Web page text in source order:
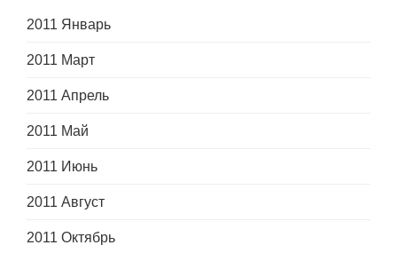
2011 Январь
2011 Март
2011 Апрель
2011 Май
2011 Июнь
2011 Август
2011 Октябрь